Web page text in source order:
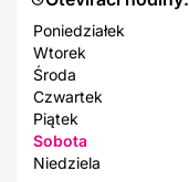
Poniedziałek
Wtorek
Środa
Czwartek
Piątek
Sobota
Niedziela